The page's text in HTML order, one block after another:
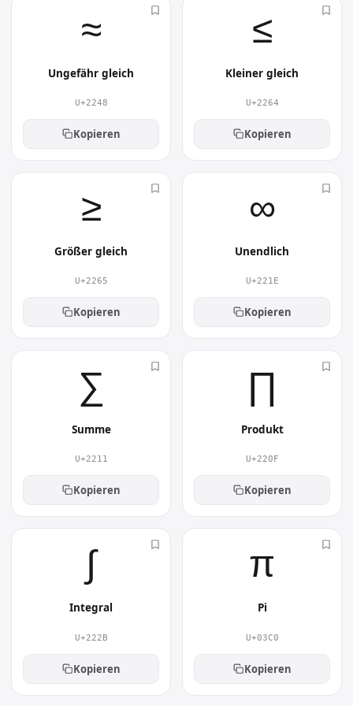
≈︎
Ungefähr gleich
U+2248
Kopieren
≤︎
Kleiner gleich
U+2264
Kopieren
≥︎
Größer gleich
U+2265
Kopieren
∞︎
Unendlich
U+221E
Kopieren
∑︎
Summe
U+2211
Kopieren
∏︎
Produkt
U+220F
Kopieren
∫︎
Integral
U+222B
Kopieren
π︎
Pi
U+03C0
Kopieren